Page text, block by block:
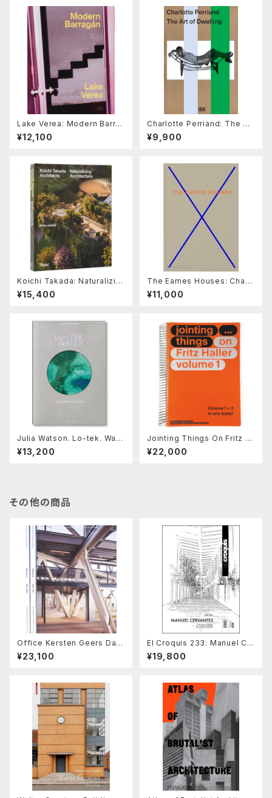
Lake Verea: Modern Barra
gán
¥12,100
Charlotte Perriand: The Art
of Dwelling
¥9,900
Koichi Takada: Naturalizin
g Architecture
¥15,400
The Eames Houses: Charl
es and Ray Eames Reside
ntial Architecture
¥11,000
Julia Watson. Lo-tek. Wate
r. a Field Guide for Teknol
ogy
¥13,200
Jointing Things On Fritz H
aller (2 Vols.)
¥22,000
その他の商品
Office Kersten Geers Davi
d Van Severen Vol. 4, 5 & 6
¥23,100
El Croquis 233: Manuel Ce
rvantes Estudio 2018-202
6, The Accidental Classici
¥19,800